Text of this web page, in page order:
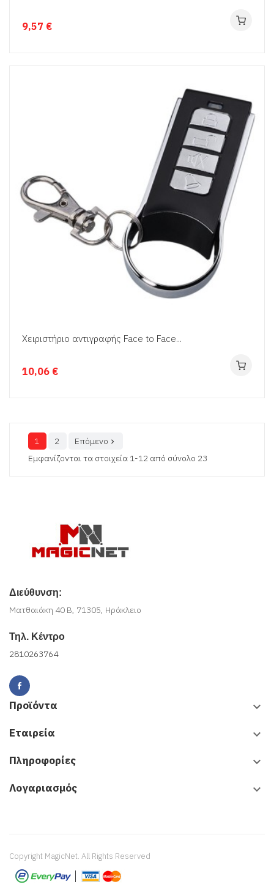
9,57 €
Χειριστήριο αντιγραφής Face to Face...
10,06 €
1 2 Επόμενο 
Εμφανίζονται τα στοιχεία 1-12 από σύνολο 23
Διεύθυνση:
Ματθαιάκη 40 Β, 71305, Ηράκλειο
Τηλ. Κέντρο
2810263764
Προϊόντα keyboard_arrow_down
Εταιρεία keyboard_arrow_down
Πληροφορίες keyboard_arrow_down
Λογαριασμός keyboard_arrow_down
Copyright MagicNet. All Rights Reserved